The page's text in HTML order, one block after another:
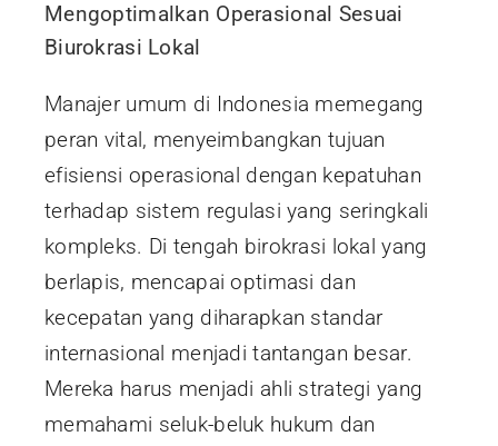
Mengoptimalkan Operasional Sesuai
Biurokrasi Lokal
Manajer umum di Indonesia memegang
peran vital, menyeimbangkan tujuan
efisiensi operasional dengan kepatuhan
terhadap sistem regulasi yang seringkali
kompleks. Di tengah birokrasi lokal yang
berlapis, mencapai optimasi dan
kecepatan yang diharapkan standar
internasional menjadi tantangan besar.
Mereka harus menjadi ahli strategi yang
memahami seluk-beluk hukum dan